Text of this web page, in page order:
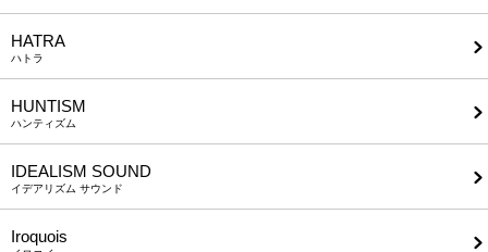
HATRA
ハトラ
HUNTISM
ハンティズム
IDEALISM SOUND
イデアリズム サウンド
Iroquois